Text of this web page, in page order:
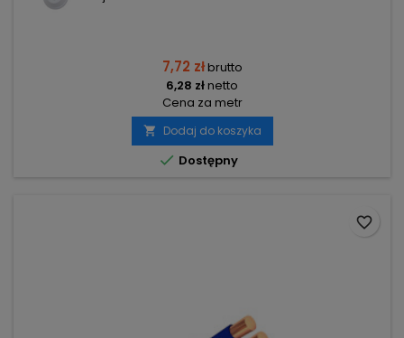
7,72 złbrutto
6,28 złnetto
Cena za metr
 Dodaj do koszyka
 Dostępny
favorite_border